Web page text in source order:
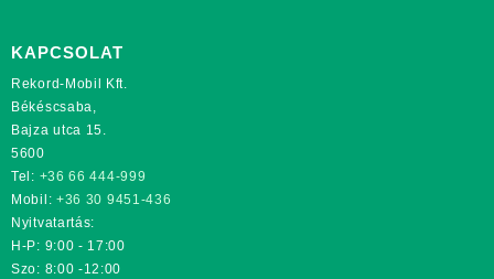
KAPCSOLAT
Rekord-Mobil Kft.
Békéscsaba,
Bajza utca 15.
5600
Tel: +36 66 444-999
Mobil: +36 30 9451-436
Nyitvatartás:
H-P: 9:00 - 17:00
Szo: 8:00 -12:00